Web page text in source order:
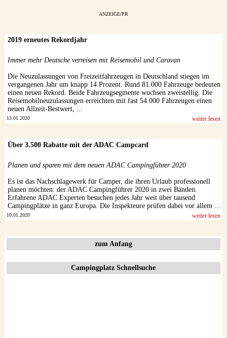
ANZEIGE/PR
2019 erneutes Rekordjahr
Immer mehr Deutsche verreisen mit Reisemobil und Caravan
Die Neuzulassungen von Freizeitfahrzeugen in Deutschland stiegen im
vergangenen Jahr um knapp 14 Prozent. Rund 81.000 Fahrzeuge bedeuten
einen neuen Rekord. Beide Fahrzeugsegmente wuchsen zweistellig. Die
Reisemobilneuzulassungen erreichten mit fast 54.000 Fahrzeugen einen
neuen Allzeit-Bestwert, ...
13.01.2020 weiter lesen
Über 3.500 Rabatte mit der ADAC Campcard
Planen und sparen mit dem neuen ADAC Campingführer 2020
Es ist das Nachschlagewerk für Camper, die ihren Urlaub professionell
planen möchten: der ADAC Campingführer 2020 in zwei Bänden.
Erfahrene ADAC Experten besuchen jedes Jahr weit über tausend
Campingplätze in ganz Europa. Die Inspekteure prüfen dabei vor allem ...
10.01.2020 weiter lesen
zum Anfang
Campingplatz Schnellsuche